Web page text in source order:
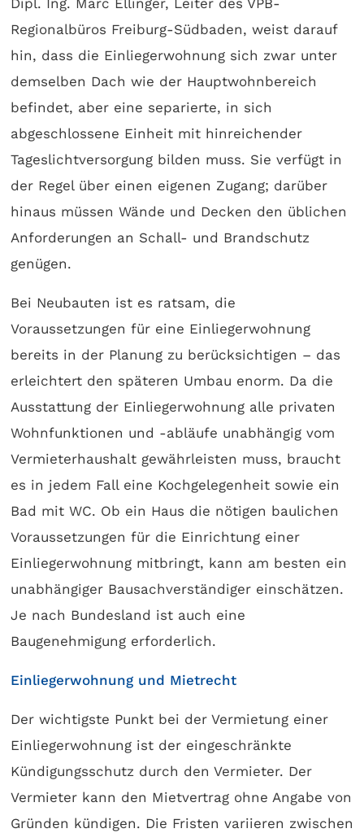
Regionalbüros Freiburg-Südbaden, weist darauf
hin, dass die Einliegerwohnung sich zwar unter
demselben Dach wie der Hauptwohnbereich
befindet, aber eine separierte, in sich
abgeschlossene Einheit mit hinreichender
Tageslichtversorgung bilden muss. Sie verfügt in
der Regel über einen eigenen Zugang; darüber
hinaus müssen Wände und Decken den üblichen
Anforderungen an Schall- und Brandschutz
genügen.
Bei Neubauten ist es ratsam, die
Voraussetzungen für eine Einliegerwohnung
bereits in der Planung zu berücksichtigen – das
erleichtert den späteren Umbau enorm. Da die
Ausstattung der Einliegerwohnung alle privaten
Wohnfunktionen und -abläufe unabhängig vom
Vermieterhaushalt gewährleisten muss, braucht
es in jedem Fall eine Kochgelegenheit sowie ein
Bad mit WC. Ob ein Haus die nötigen baulichen
Voraussetzungen für die Einrichtung einer
Einliegerwohnung mitbringt, kann am besten ein
unabhängiger Bausachverständiger einschätzen.
Je nach Bundesland ist auch eine
Baugenehmigung erforderlich.
Einliegerwohnung und Mietrecht
Der wichtigste Punkt bei der Vermietung einer
Einliegerwohnung ist der eingeschränkte
Kündigungsschutz durch den Vermieter. Der
Vermieter kann den Mietvertrag ohne Angabe von
Gründen kündigen. Die Fristen variieren zwischen